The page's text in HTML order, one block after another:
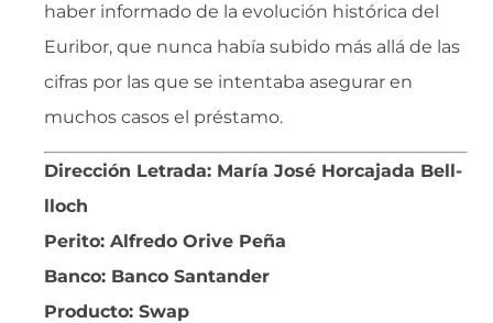
haber informado de la evolución histórica del
Euribor, que nunca había subido más allá de las
cifras por las que se intentaba asegurar en
muchos casos el préstamo.
Dirección Letrada: María José Horcajada Bell-
lloch
Perito: Alfredo Orive Peña
Banco: Banco Santander
Producto: Swap